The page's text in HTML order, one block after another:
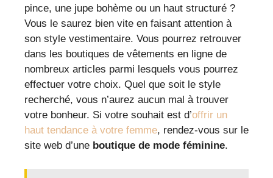
pince, une jupe bohème ou un haut structuré ?
Vous le saurez bien vite en faisant attention à
son style vestimentaire. Vous pourrez retrouver
dans les boutiques de vêtements en ligne de
nombreux articles parmi lesquels vous pourrez
effectuer votre choix. Quel que soit le style
recherché, vous n’aurez aucun mal à trouver
votre bonheur. Si votre souhait est d’offrir un
haut tendance à votre femme, rendez-vous sur le
site web d’une boutique de mode féminine.